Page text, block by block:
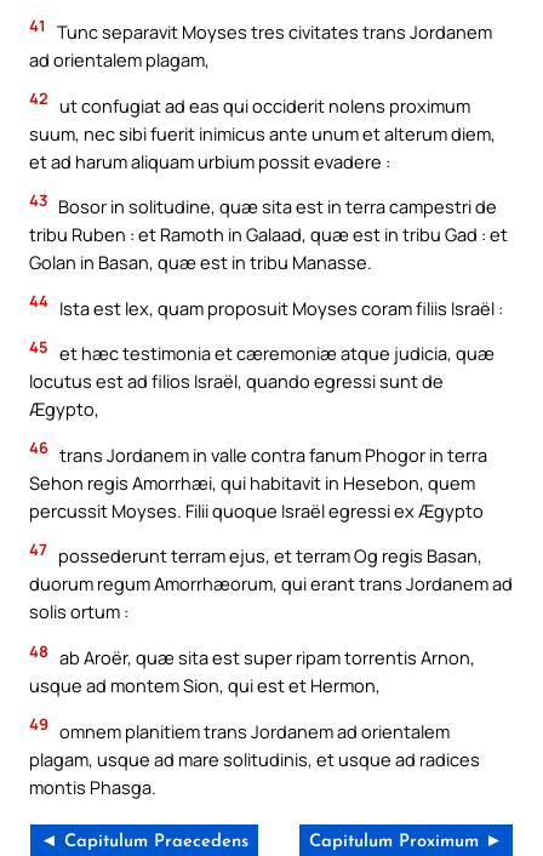
41
Tunc separavit Moyses tres civitates trans Jordanem
ad orientalem plagam,
42 ut confugiat ad eas qui occiderit nolens proximum
suum, nec sibi fuerit inimicus ante unum et alterum diem,
et ad harum aliquam urbium possit evadere :
43 Bosor in solitudine, quæ sita est in terra campestri de
tribu Ruben : et Ramoth in Galaad, quæ est in tribu Gad : et
Golan in Basan, quæ est in tribu Manasse.
44 Ista est lex, quam proposuit Moyses coram filiis Israël :
45 et hæc testimonia et cæremoniæ atque judicia, quæ
locutus est ad filios Israël, quando egressi sunt de
Ægypto,
46 trans Jordanem in valle contra fanum Phogor in terra
Sehon regis Amorrhæi, qui habitavit in Hesebon, quem
percussit Moyses. Filii quoque Israël egressi ex Ægypto
47 possederunt terram ejus, et terram Og regis Basan,
duorum regum Amorrhæorum, qui erant trans Jordanem ad
solis ortum :
48 ab Aroër, quæ sita est super ripam torrentis Arnon,
usque ad montem Sion, qui est et Hermon,
49 omnem planitiem trans Jordanem ad orientalem
plagam, usque ad mare solitudinis, et usque ad radices
montis Phasga.
◄ Capitulum Praecedens Capitulum Proximum ►